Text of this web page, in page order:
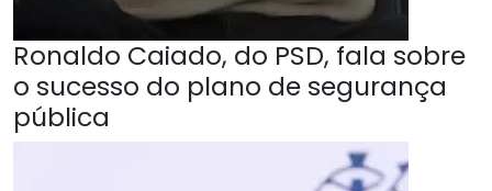
Ronaldo Caiado, do PSD, fala sobre
o sucesso do plano de segurança
pública